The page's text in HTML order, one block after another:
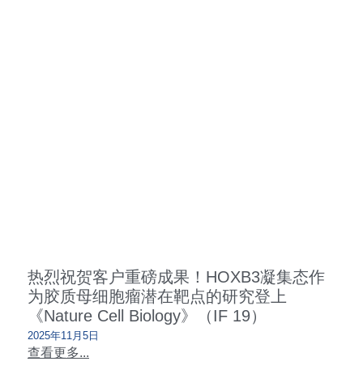
热烈祝贺客户重磅成果！HOXB3凝集态作
为胶质母细胞瘤潜在靶点的研究登上
《Nature Cell Biology》（IF 19）
2025年11月5日
查看更多...